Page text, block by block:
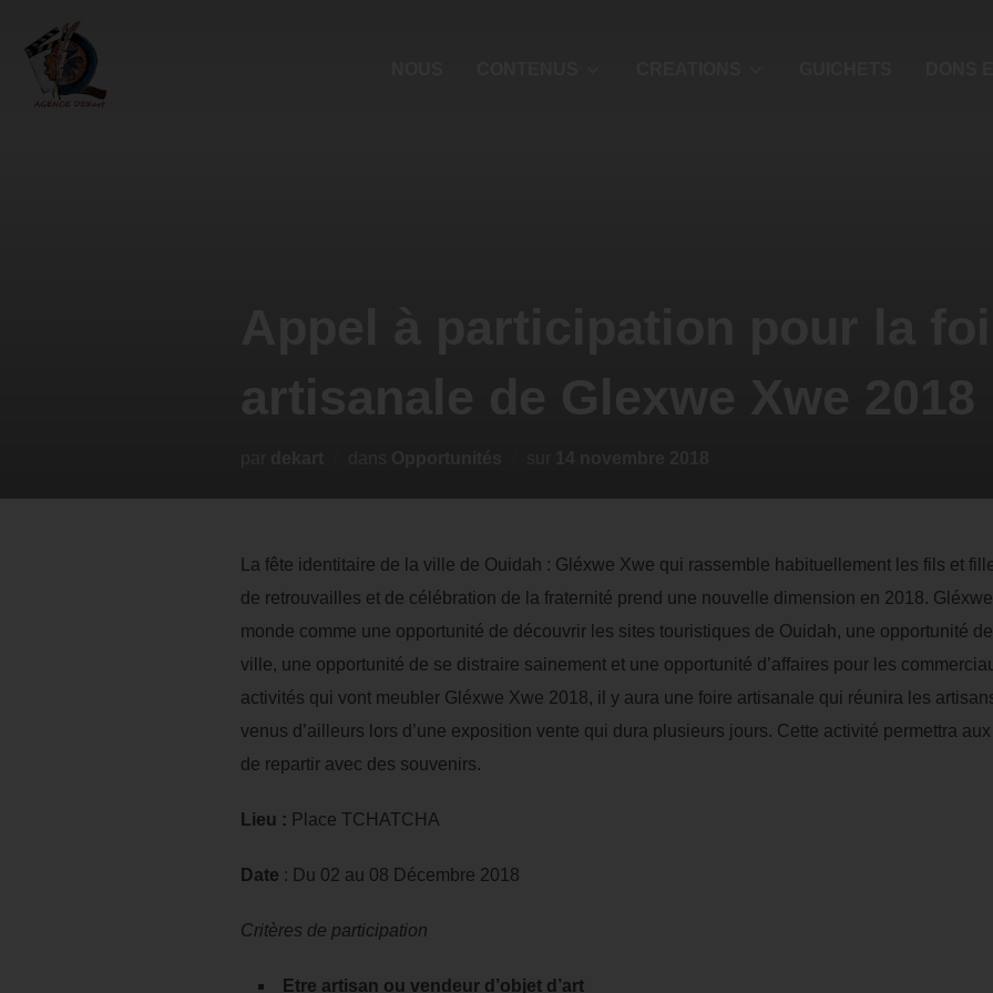
La fête identitaire de la ville de Ouidah : Gléxwe Xwe qui rassemble habituellement les fils et
de retrouvailles et de célébration de la fraternité prend une nouvelle dimension en 2018.
monde comme une opportunité de découvrir les sites touristiques de Ouidah, une opportunité
ville, une opportunité de se distraire sainement et une opportunité d’affaires pour les
activités qui vont meubler Gléxwe Xwe 2018, il y aura une foire artisanale qui réunira les
venus d’ailleurs lors d’une exposition vente qui dura plusieurs jours. Cette activité permettra
de repartir avec des souvenirs.
Lieu : Place TCHATCHA
Date : Du 02 au 08 Décembre 2018
Critères de participation
Etre artisan ou vendeur d’objet d’art